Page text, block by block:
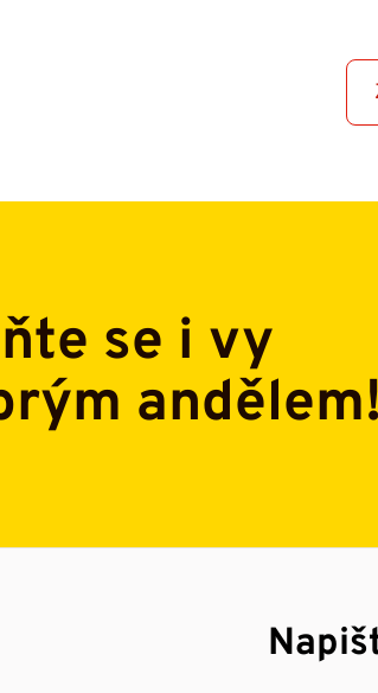
se i vy
andělem!